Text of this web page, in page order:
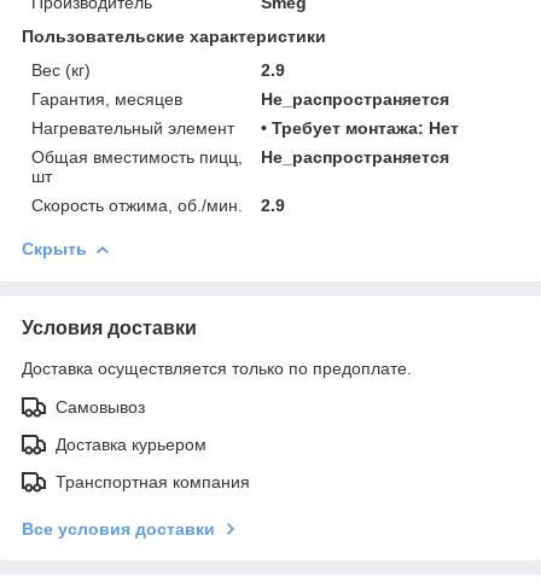
Пользовательские характеристики
Вес (кг)
2.9
Гарантия, месяцев
Не_распространяется
Нагревательный элемент
• Требует монтажа: Нет
Общая вместимость пицц,
шт
Не_распространяется
Скорость отжима, об./мин. 2.9
Скрыть
Условия доставки
Доставка осуществляется только по предоплате.
Самовывоз
Доставка курьером
Транспортная компания
Все условия доставки